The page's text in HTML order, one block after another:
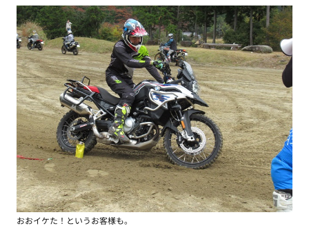
おおイケた！というお客様も。